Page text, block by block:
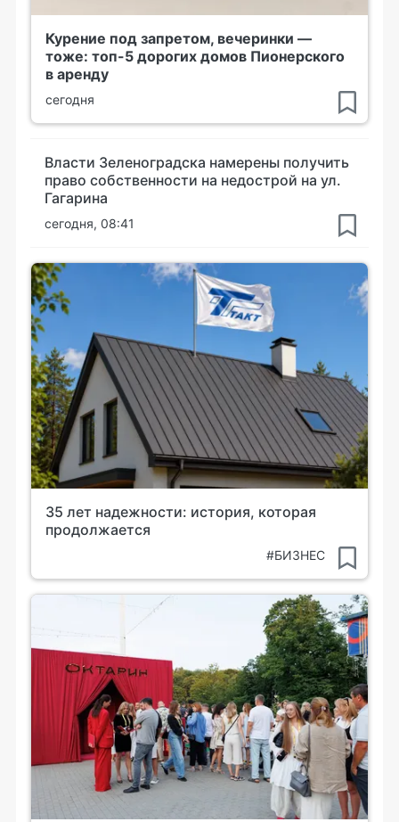
Курение под запретом, вечеринки —
тоже: топ-5 дорогих домов Пионерского
в аренду
сегодня
Власти Зеленоградска намерены получить
право собственности на недострой на ул.
Гагарина
сегодня, 08:41
35 лет надежности: история, которая
продолжается
#БИЗНЕС